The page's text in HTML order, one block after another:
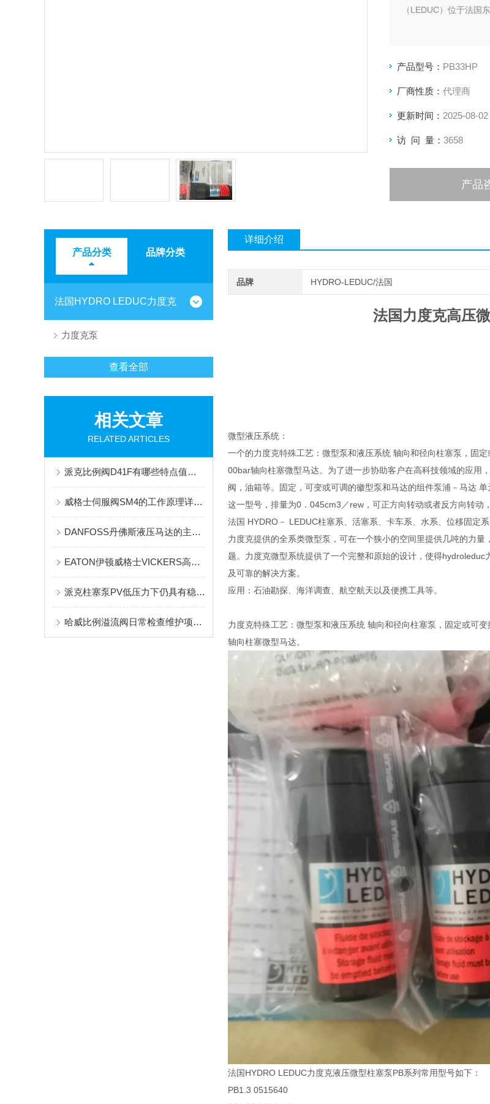
（LEDUC）位于法国
产品型号： PB33HP
厂商性质： 代理商
更新时间： 2025-08-02
访 问 量： 3658
产品
产品分类 品牌分类
法国HYDRO LEDUC力度克
力度克泵
查看全部
相关文章
RELATED ARTICLES
派克比例阀D41F有哪些特点值得我们选择？
威格士伺服阀SM4的工作原理详细分析
DANFOSS丹佛斯液压马达的主要特点和应用领域
EATON伊顿威格士VICKERS高压比利柱塞泵PVXS工作原理
派克柱塞泵PV低压力下仍具有稳定的补偿调节功能
哈威比例溢流阀日常检查维护项目有什么？
详细介绍
品牌 HYDRO-LEDUC/法国
法国力度克高压
微型液压系统：
一个的力度克特殊工艺：微型泵和液压系统 轴向和径向柱塞泵，固
00bar轴向柱塞微型马达。为了进一步协助客户在高科技领域的应用
阀，油箱等。固定，可变或可调的徽型泵和马达的组件泵浦－马达
这一型号，排量为0．045cm3／rew，可正方向转动或者反方向转动
法国 HYDRO－ LEDUC柱塞系、活塞系、卡车系、水系、位移固定
力度克提供的全系类微型泵，可在一个狭小的空间里提供几吨的力
题。力度克微型系统提供了一个完整和原始的设计，使得
及可靠的解决方案。
应用：石油勘探、海洋调查、航空航天以及便携工具等。
力度克特殊工艺：微型泵和液压系统 轴向和径向柱塞泵，固定或可
轴向柱塞微型马达。
法国HYDRO LEDUC力度克液压微型柱塞泵PB系列常用型号如下：
PB1.3 0515640